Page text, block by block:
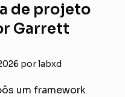
de projeto
Garrett
porlabxd
um framework